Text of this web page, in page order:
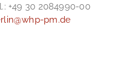
+49 30 2084990-00
pm.de